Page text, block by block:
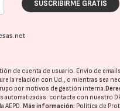
SUSCRIBIRME GRATIS
de cuenta de usuario. Envío de emails
la relación con Ud., o mientras sea
por motivos de gestión interna.
automatizadas: contacte con nuestro
AEPD. Más información: Política de